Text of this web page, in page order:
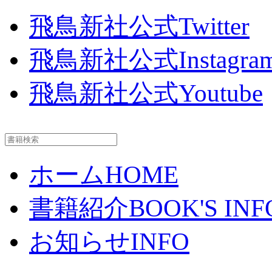
飛鳥新社公式Twitter
飛鳥新社公式
飛鳥新社公式Youtube
ホームHOME
書籍紹介BOOK'S
お知らせINFO